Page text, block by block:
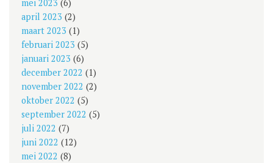
mei 2023 (6)
april 2023 (2)
maart 2023 (1)
februari 2023 (5)
januari 2023 (6)
december 2022 (1)
november 2022 (2)
oktober 2022 (5)
september 2022 (5)
juli 2022 (7)
juni 2022 (12)
mei 2022 (8)